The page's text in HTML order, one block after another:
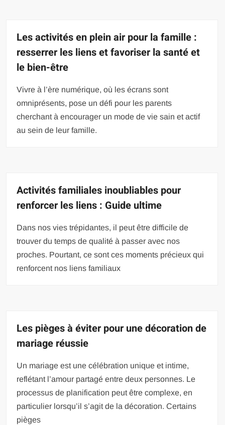
Les activités en plein air pour la famille :
resserrer les liens et favoriser la santé et
le bien-être
Vivre à l’ère numérique, où les écrans sont
omniprésents, pose un défi pour les parents
cherchant à encourager un mode de vie sain et actif
au sein de leur famille.
Activités familiales inoubliables pour
renforcer les liens : Guide ultime
Dans nos vies trépidantes, il peut être difficile de
trouver du temps de qualité à passer avec nos
proches. Pourtant, ce sont ces moments précieux qui
renforcent nos liens familiaux
Les pièges à éviter pour une décoration de
mariage réussie
Un mariage est une célébration unique et intime,
reflétant l’amour partagé entre deux personnes. Le
processus de planification peut être complexe, en
particulier lorsqu’il s’agit de la décoration. Certains
pièges